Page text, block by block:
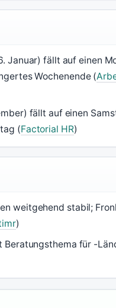
Januar) fällt auf einen
Wochenende (
fällt auf einen
(Factorial HR)
weitgehend stabil;
)
Beratungsthema für -